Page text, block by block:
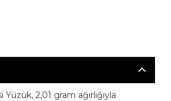
2,01 gram ağırlığıyla